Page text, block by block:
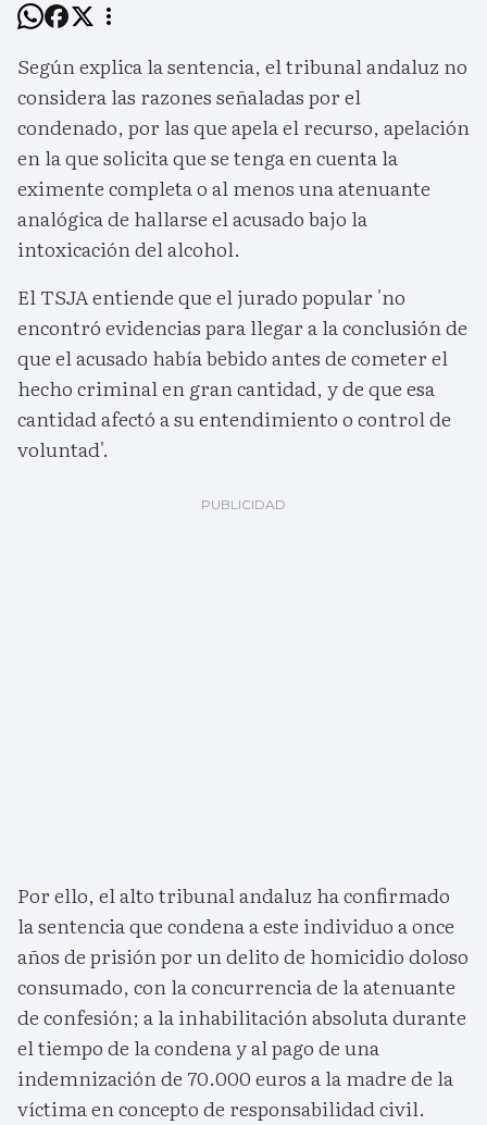
Según explica la sentencia, el tribunal andaluz no
considera las razones señaladas por el
condenado, por las que apela el recurso, apelación
en la que solicita que se tenga en cuenta la
eximente completa o al menos una atenuante
analógica de hallarse el acusado bajo la
intoxicación del alcohol.
El TSJA entiende que el jurado popular 'no
encontró evidencias para llegar a la conclusión de
que el acusado había bebido antes de cometer el
hecho criminal en gran cantidad, y de que esa
cantidad afectó a su entendimiento o control de
voluntad'.
Por ello, el alto tribunal andaluz ha confirmado
la sentencia que condena a este individuo a once
años de prisión por un delito de homicidio doloso
consumado, con la concurrencia de la atenuante
de confesión; a la inhabilitación absoluta durante
el tiempo de la condena y al pago de una
indemnización de 70.000 euros a la madre de la
víctima en concepto de responsabilidad civil.